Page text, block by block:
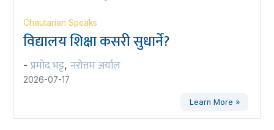
Chautarian Speaks
विद्यालय शिक्षा कसरी सुधार्ने?
- प्रमोद भट्ट, नरोत्तम अर्याल
2026-07-17
Learn More »